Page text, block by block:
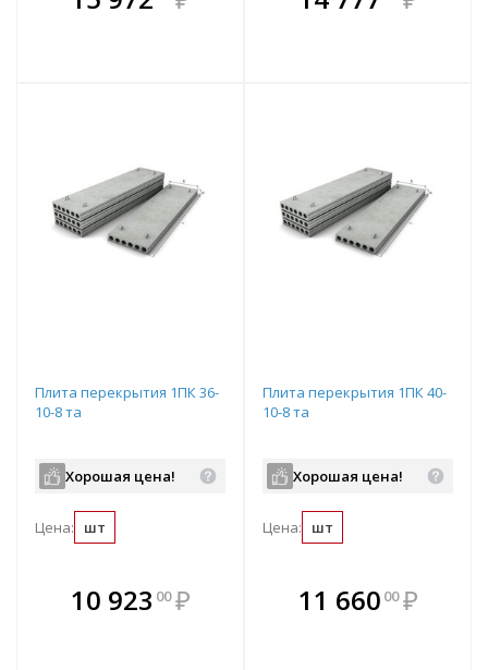
всегда выгоднее!
всегда выгоднее!
Плита перекрытия 1ПК 36-
10-8 та
Хорошая цена!
Цена: шт
10 923 00 ₽
В комплекте
всегда выгоднее!
Плита перекрытия 1ПК 40-
10-8 та
Хорошая цена!
Цена: шт
В комплекте
всегда выгоднее!
11 660 00 ₽